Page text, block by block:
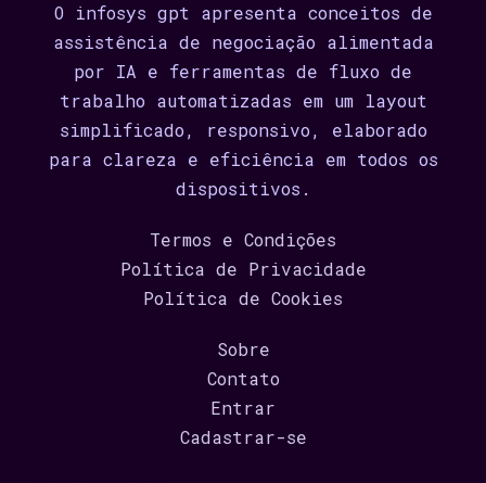
O infosys gpt apresenta conceitos de
assistência de negociação alimentada
por IA e ferramentas de fluxo de
trabalho automatizadas em um layout
simplificado, responsivo, elaborado
para clareza e eficiência em todos os
dispositivos.
Termos e Condições
Política de Privacidade
Política de Cookies
Sobre
Contato
Entrar
Cadastrar-se